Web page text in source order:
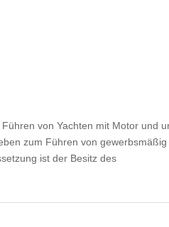
von Yachten mit Motor und
zum Führen von gewerbsmäßig
ist der Besitz des